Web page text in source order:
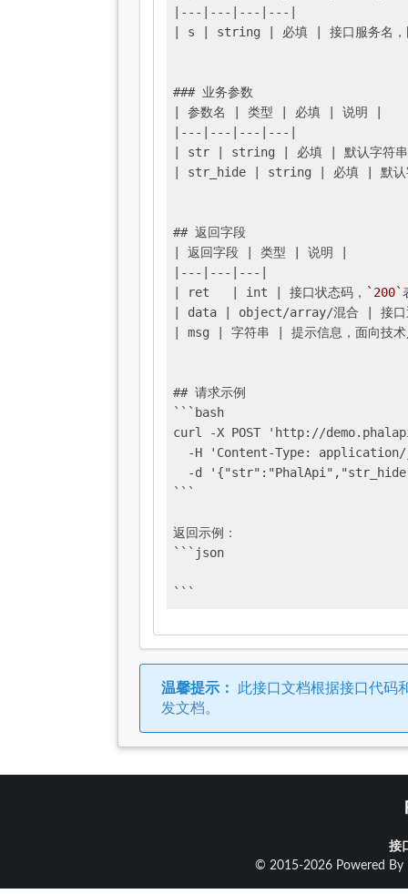
--- |---| --- |---|
| s |
string | 必填 | 接口服务名
### 业务参数
参数名 | 类型 | 必填
| 说明 |
|---|
--- |---| ---
str | string | 必填
| 默认字符
| str_hide |
string | 必填 | 默
## 返回字段
返回字段 | 类型 | 说明
--- |---| ---
| int | 接口状态码， `200`
data | object/array/混合 |
接
msg | 字符串 | 提示信息，面向技
## 请求示例
```bash
curl -X POST 'http://
-H 'Content-Type:
-d
```
返回示例：
```json
```
温馨提示：
此接口文档根据接口代码
发文档。
接
© 2015-2026 Powered By